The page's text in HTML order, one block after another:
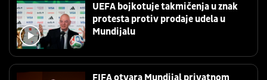
UEFA bojkotuje takmičenja u znak
protesta protiv prodaje udela u
Mundijalu
FIFA otvara Mundijal privatnom